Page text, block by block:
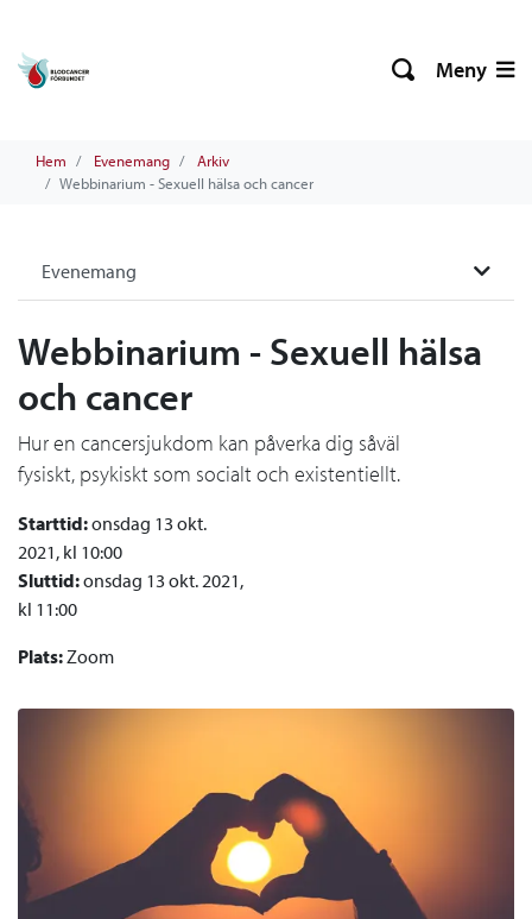
Meny
Hem Evenemang
Arkiv
Webbinarium - Sexuell hälsa och cancer
Evenemang
Webbinarium - Sexuell hälsa
och cancer
Hur en cancersjukdom kan påverka dig såväl
fysiskt, psykiskt som socialt och existentiellt.
Starttid:onsdag 13 okt.
2021, kl 10:00
Sluttid:onsdag 13 okt. 2021,
kl 11:00
Plats:Zoom